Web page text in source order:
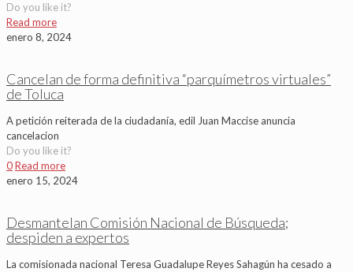
Do you like it?
Read more
enero 8, 2024
Cancelan de forma definitiva “parquímetros virtuales”
de Toluca
A petición reiterada de la ciudadanía, edil Juan Maccise anuncia
cancelacion
Do you like it?
0Read more
enero 15, 2024
Desmantelan Comisión Nacional de Búsqueda;
despiden a expertos
La comisionada nacional Teresa Guadalupe Reyes Sahagún ha cesado a